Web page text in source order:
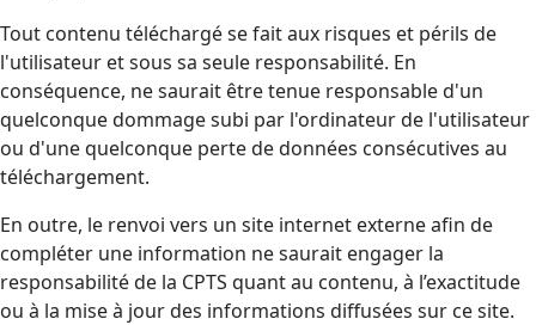
Tout contenu téléchargé se fait aux risques et périls de
l'utilisateur et sous sa seule responsabilité. En
conséquence, ne saurait être tenue responsable d'un
quelconque dommage subi par l'ordinateur de l'utilisateur
ou d'une quelconque perte de données consécutives au
téléchargement.
En outre, le renvoi vers un site internet externe afin de
compléter une information ne saurait engager la
responsabilité de la CPTS quant au contenu, à l’exactitude
ou à la mise à jour des informations diffusées sur ce site.